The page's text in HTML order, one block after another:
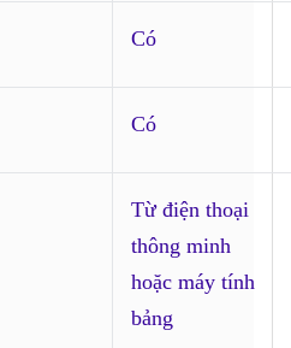
Có
Có
Từ điện thoại
thông minh
hoặc máy tính
bảng